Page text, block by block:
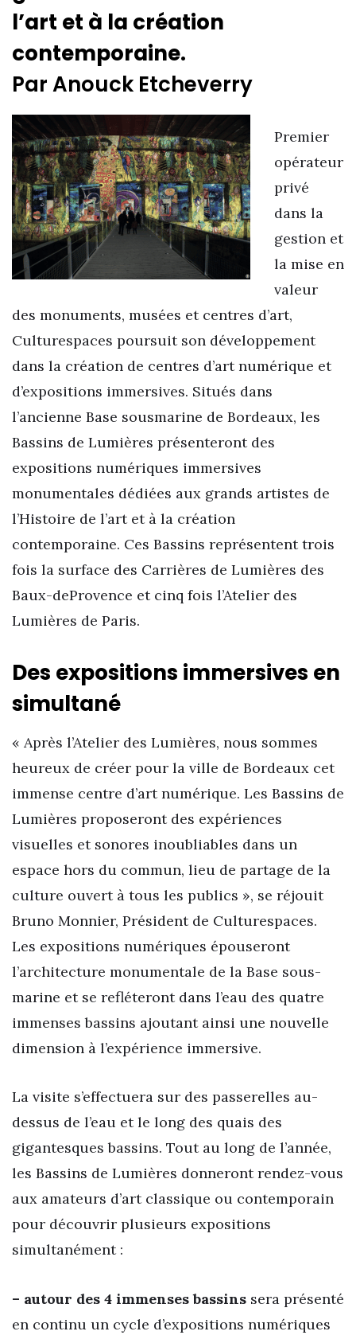
l’art et à la création
contemporaine.
Par Anouck Etcheverry
Premier
opérateur
privé
dans la
gestion et
la mise en
valeur
des monuments, musées et centres d’art,
Culturespaces poursuit son développement
dans la création de centres d’art numérique et
d’expositions immersives. Situés dans
l’ancienne Base sousmarine de Bordeaux, les
Bassins de Lumières présenteront des
expositions numériques immersives
monumentales dédiées aux grands artistes de
l’Histoire de l’art et à la création
contemporaine. Ces Bassins représentent trois
fois la surface des Carrières de Lumières des
Baux-deProvence et cinq fois l’Atelier des
Lumières de Paris.
Des expositions immersives en
simultané
« Après l’Atelier des Lumières, nous sommes
heureux de créer pour la ville de Bordeaux cet
immense centre d’art numérique. Les Bassins de
Lumières proposeront des expériences
visuelles et sonores inoubliables dans un
espace hors du commun, lieu de partage de la
culture ouvert à tous les publics », se réjouit
Bruno Monnier, Président de Culturespaces.
Les expositions numériques épouseront
l’architecture monumentale de la Base sous-
marine et se refléteront dans l’eau des quatre
immenses bassins ajoutant ainsi une nouvelle
dimension à l’expérience immersive.
La visite s’effectuera sur des passerelles au-
dessus de l’eau et le long des quais des
gigantesques bassins. Tout au long de l’année,
les Bassins de Lumières donneront rendez-vous
aux amateurs d’art classique ou contemporain
pour découvrir plusieurs expositions
simultanément :
– autour des 4 immenses bassins sera présenté
en continu un cycle d’expositions numériques